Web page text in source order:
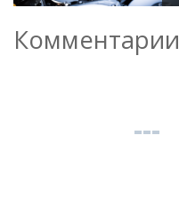
Комментарии